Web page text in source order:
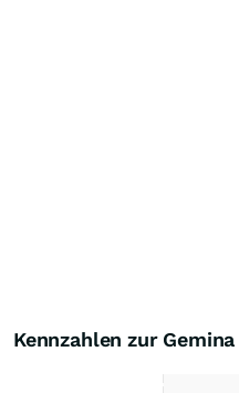
Kennzahlen zur